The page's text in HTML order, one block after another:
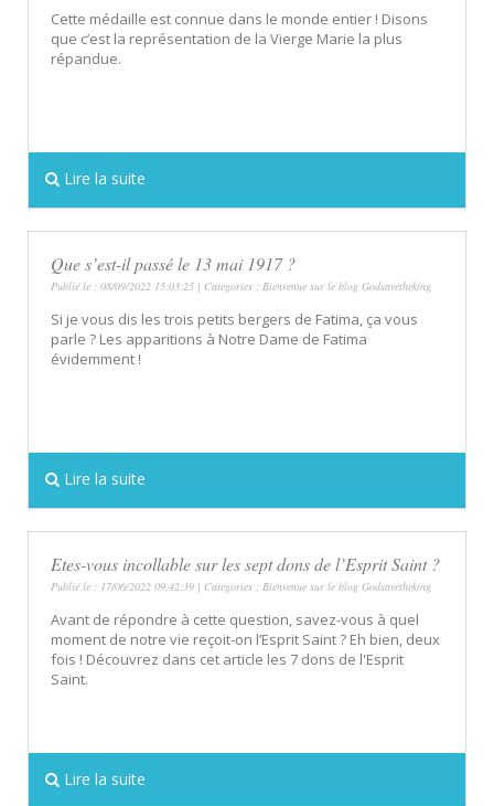
Cette médaille est connue dans le monde entier ! Disons
que c’est la représentation de la Vierge Marie la plus
répandue.
Lire la suite
Que s’est-il passé le 13 mai 1917 ?
Publié le : 08/09/2022 15:03:25 | Catégories : Bienvenue sur le blog Godsavetheking
Si je vous dis les trois petits bergers de Fatima, ça vous
parle ? Les apparitions à Notre Dame de Fatima
évidemment !
Lire la suite
Etes-vous incollable sur les sept dons de l’Esprit Saint ?
Publié le : 17/06/2022 09:42:39 | Catégories : Bienvenue sur le blog Godsavetheking
Avant de répondre à cette question, savez-vous à quel
moment de notre vie reçoit-on l’Esprit Saint ? Eh bien, deux
fois ! Découvrez dans cet article les 7 dons de l'Esprit
Saint.
Lire la suite